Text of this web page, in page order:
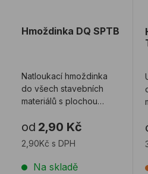
Hmoždinka DQ SPTB
Natloukací hmoždinka
do všech stavebních
materiálů s plochou
od 2,90 Kč
2,90Kč s DPH
Na skladě